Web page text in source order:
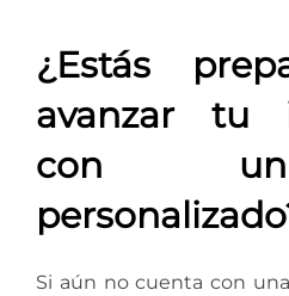
¿Estás
avanzar tu
con
Si aún no cuenta con